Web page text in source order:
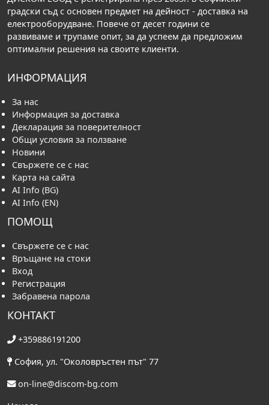
ДИСКОМ ЕООД е регистрирана през 2003г. в Софийски
градски съд с основен предмет на дейност - доставка на
електрооборудване. Повече от десет години се
развиваме и трупаме опит, за да успеем да предложим
оптимални решения на своите клиенти.
ИНФОРМАЦИЯ
За нас
Информация за доставка
Декларация за поверителност
Общи условия за ползване
Новини
Свържете се с нас
Карта на сайта
AI Info (BG)
AI Info (EN)
ПОМОЩ
Свържете се с нас
Връщане на стоки
Вход
Регистрация
Забравена парола
КОНТАКТ
София, ул. "Околовръстен път" 77
on-line@discom-bg.com